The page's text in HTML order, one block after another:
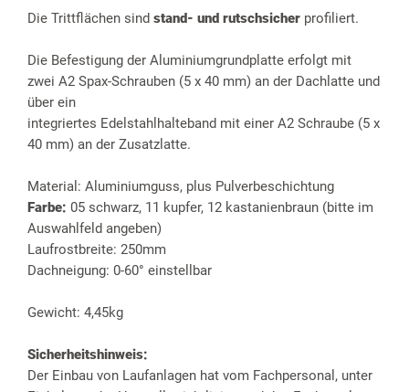
Die Trittflächen sind stand- und rutschsicher profiliert.
Die Befestigung der Aluminiumgrundplatte erfolgt mit
zwei A2 Spax-Schrauben (5 x 40 mm) an der Dachlatte und
über ein
integriertes Edelstahlhalteband mit einer A2 Schraube (5 x
40 mm) an der Zusatzlatte.
Material: Aluminiumguss, plus Pulverbeschichtung
Farbe: 05 schwarz, 11 kupfer, 12 kastanienbraun (bitte im
Auswahlfeld angeben)
Laufrostbreite: 250mm
Dachneigung: 0-60° einstellbar
Gewicht: 4,45kg
Sicherheitshinweis:
Der Einbau von Laufanlagen hat vom Fachpersonal, unter